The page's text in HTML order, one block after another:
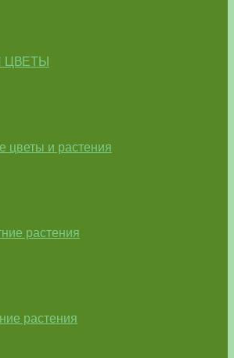
ЦВЕТЫ
цветы и растения
растения
растения